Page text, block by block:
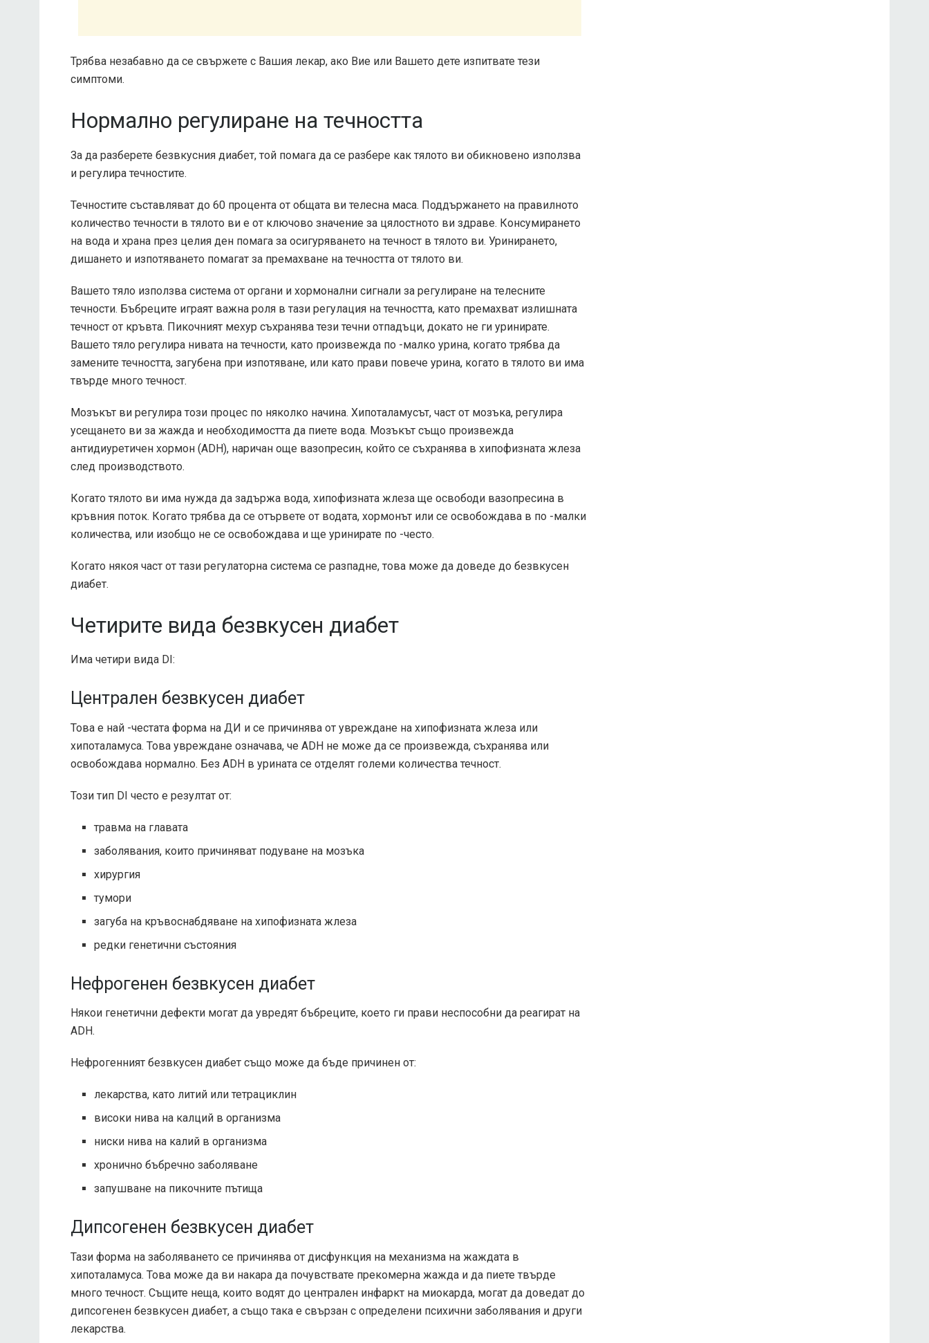
Трябва незабавно да се свържете с Вашия лекар, ако Вие или Вашето дете изпитвате тези
симптоми.
Нормално регулиране на течността
За да разберете безвкусния диабет, той помага да се разбере как тялото ви обикновено използва
и регулира течностите.
Течностите съставляват до 60 процента от общата ви телесна маса. Поддържането на правилното
количество течности в тялото ви е от ключово значение за цялостното ви здраве. Консумирането
на вода и храна през целия ден помага за осигуряването на течност в тялото ви. Уринирането,
дишането и изпотяването помагат за премахване на течността от тялото ви.
Вашето тяло използва система от органи и хормонални сигнали за регулиране на телесните
течности. Бъбреците играят важна роля в тази регулация на течността, като премахват излишната
течност от кръвта. Пикочният мехур съхранява тези течни отпадъци, докато не ги уринирате.
Вашето тяло регулира нивата на течности, като произвежда по -малко урина, когато трябва да
замените течността, загубена при изпотяване, или като прави повече урина, когато в тялото ви има
твърде много течност.
Мозъкът ви регулира този процес по няколко начина. Хипоталамусът, част от мозъка, регулира
усещането ви за жажда и необходимостта да пиете вода. Мозъкът също произвежда
антидиуретичен хормон (ADH), наричан още вазопресин, който се съхранява в хипофизната жлеза
след производството.
Когато тялото ви има нужда да задържа вода, хипофизната жлеза ще освободи вазопресина в
кръвния поток. Когато трябва да се отървете от водата, хормонът или се освобождава в по -малки
количества, или изобщо не се освобождава и ще уринирате по -често.
Когато някоя част от тази регулаторна система се разпадне, това може да доведе до безвкусен
диабет.
Четирите вида безвкусен диабет
Има четири вида DI:
Централен безвкусен диабет
Това е най -честата форма на ДИ и се причинява от увреждане на хипофизната жлеза или
хипоталамуса. Това увреждане означава, че ADH не може да се произвежда, съхранява или
освобождава нормално. Без ADH в урината се отделят големи количества течност.
Този тип DI често е резултат от:
травма на главата
заболявания, които причиняват подуване на мозъка
хирургия
тумори
загуба на кръвоснабдяване на хипофизната жлеза
редки генетични състояния
Нефрогенен безвкусен диабет
Някои генетични дефекти могат да увредят бъбреците, което ги прави неспособни да реагират на
ADH.
Нефрогенният безвкусен диабет също може да бъде причинен от:
лекарства, като литий или тетрациклин
високи нива на калций в организма
ниски нива на калий в организма
хронично бъбречно заболяване
запушване на пикочните пътища
Дипсогенен безвкусен диабет
Тази форма на заболяването се причинява от дисфункция на механизма на жаждата в
хипоталамуса. Това може да ви накара да почувствате прекомерна жажда и да пиете твърде
много течност. Същите неща, които водят до централен инфаркт на миокарда, могат да доведат до
дипсогенен безвкусен диабет, а също така е свързан с определени психични заболявания и други
лекарства.